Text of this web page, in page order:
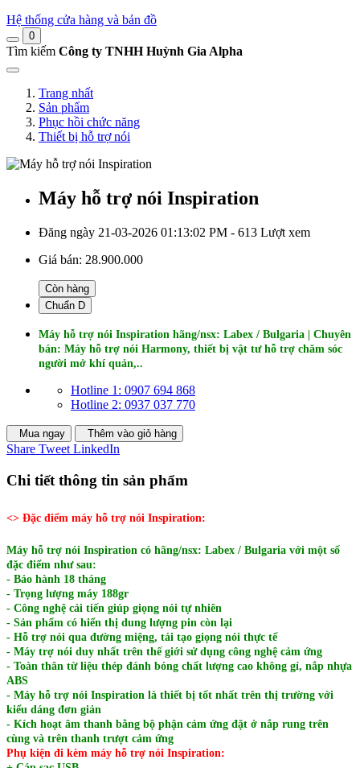
Hệ thống cửa hàng và bản đồ
0
Tìm kiếm Công ty TNHH Huỳnh Gia Alpha
Trang nhất
Sản phẩm
Phục hồi chức năng
Thiết bị hỗ trợ nói
Máy hỗ trợ nói Inspiration
Đăng ngày 21-03-2026 01:13:02 PM - 613 Lượt xem
Giá bán: 28.900.000
Còn hàng
Chuẩn D
Máy hỗ trợ nói Inspiration hãng/nsx: Labex / Bulgaria | Chuyên
bán: Máy hỗ trợ nói Harmony, thiết bị vật tư hỗ trợ chăm sóc
người mở khí quản,..
Hotline 1: 0907 694 868
Hotline 2: 0937 037 770
Mua ngay Thêm vào giỏ hàng
Share Tweet LinkedIn
Chi tiết thông tin sản phẩm
<> Đặc điểm máy hỗ trợ nói Inspiration:
Máy hỗ trợ nói Inspiration có hãng/nsx: Labex / Bulgaria với một số
đặc điểm như sau:
- Bảo hành 18 tháng
- Trọng lượng máy 188gr
- Công nghệ cải tiến giúp giọng nói tự nhiên
- Sản phẩm có hiển thị dung lượng pin còn lại
- Hỗ trợ nói qua đường miệng, tái tạo giọng nói thực tế
- Máy trợ nói duy nhất trên thế giới sử dụng công nghệ cảm ứng
- Toàn thân từ liệu thép đánh bóng chất lượng cao không gỉ, nắp nhựa
ABS
- Máy hỗ trợ nói Inspiration là thiết bị tốt nhất trên thị trường với
kiểu dáng đơn giản
- Kích hoạt âm thanh bằng bộ phận cảm ứng đặt ở nắp rung trên
cùng và trên thanh trượt cảm ứng
Phụ kiện đi kèm máy hỗ trợ nói Inspiration: